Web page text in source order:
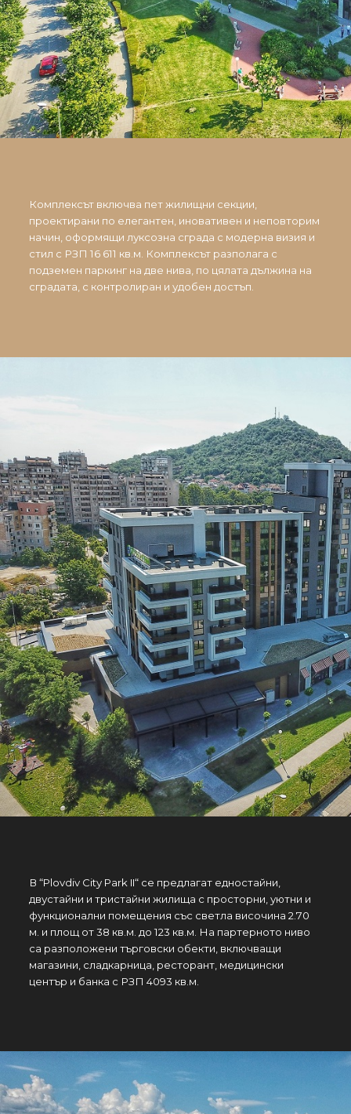
Комплексът включва пет жилищни секции,
проектирани по елегантен, иновативен и неповторим
начин, оформящи луксозна сграда с модерна визия и
стил с РЗП 16 611 кв.м. Комплексът разполага с
подземен паркинг на две нива, по цялата дължина на
сградата, с контролиран и удобен достъп.
В “Plovdiv City Park II“ се предлагат едностайни,
двустайни и тристайни жилища с просторни, уютни и
функционални помещения със светла височина 2.70
м. и площ от 38 кв.м. до 123 кв.м. На партерното ниво
са разположени търговски обекти, включващи
магазини, сладкарница, ресторант, медицински
център и банка с РЗП 4093 кв.м.